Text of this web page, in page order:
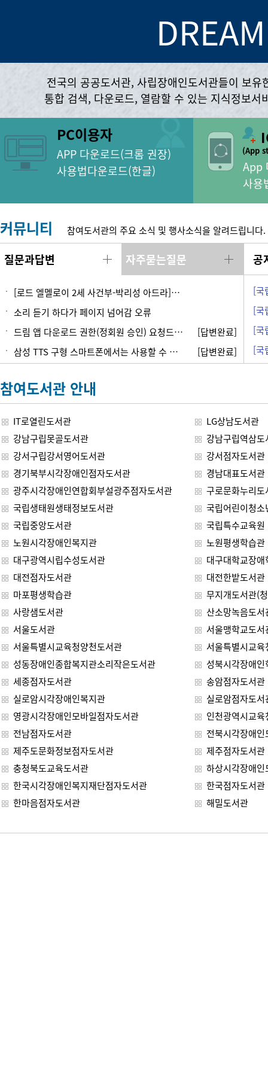
DREAM
전국의 공공도서관, 사립장애인도서관들이 보
통합 검색, 다운로드, 열람할 수 있는 지식정보
PC이용자
APP 다운로드(크롬 권장)
사용법다운로드(한글)
(App
App
사용
커뮤니티 참여도서관의 주요 소식 및 행사소식을 알려드립니다.
질문과답변더보기
[로드 엘멜로이 2세 사건부-박리성 아드라]오류
소리 듣기 하다가 페이지 넘어감 오류
드림 앱 다운로드 권한(정회원 승인) 요청드립니다.
[답변완료]
삼성 TTS 구형 스마트폰에서는 사용할 수 있게 해주세요. 왜 삼성 TTS 선택도 못하게 해놨어요?
[답변완료]
자주묻는질문
더보기 공
참여도서관 안내
IT로열린도서관
LG상남도서관
강남구립못골도서관
강남구립역삼도
강서구립강서영어도서관
강서점자도서관
경기북부시각장애인점자도서관
경남대표도서관
광주시각장애인연합회부설광주점자도서관
구로문화누리도
국립생태원생태정보도서관
국립어린이청소
국립중앙도서관
국립특수교육원
노원시각장애인복지관
노원평생학습관
대구광역시립수성도서관
대구대학교장
대전점자도서관
대전한밭도서관
마포평생학습관
무지개도서관(
사랑샘도서관
산소망녹음도서
서울도서관
서울맹학교도서
서울특별시교육청양천도서관
서울특별시교
성동장애인종합복지관소리작은도서관
성북시각장애
세종점자도서관
송암점자도서관
실로암시각장애인복지관
실로암점자도서
영광시각장애인모바일점자도서관
인천광역시교
전남점자도서관
전북시각장애인
제주도문화정보점자도서관
제주점자도서관
충청북도교육도서관
하상시각장애인
한국시각장애인복지재단점자도서관
한국점자도서관
한마음점자도서관
해밀도서관